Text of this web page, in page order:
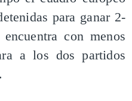
para ganar 2-
con menos
a los dos partidos